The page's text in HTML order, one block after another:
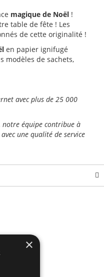
magique de Noël !
table de fête ! Les
de cette originalité !
en papier ignifugé
modèles de sachets,
avec plus de 25 000
notre équipe contribue à
une qualité de service
like!
×